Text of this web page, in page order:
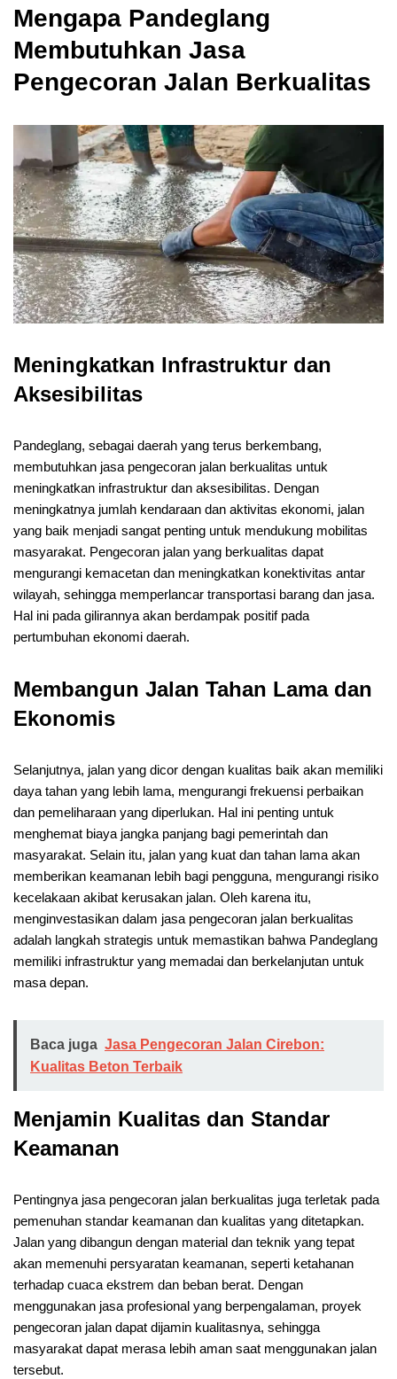
Mengapa Pandeglang
Membutuhkan Jasa
Pengecoran Jalan Berkualitas
Meningkatkan Infrastruktur dan
Aksesibilitas
Pandeglang, sebagai daerah yang terus berkembang,
membutuhkan jasa pengecoran jalan berkualitas untuk
meningkatkan infrastruktur dan aksesibilitas. Dengan
meningkatnya jumlah kendaraan dan aktivitas ekonomi, jalan
yang baik menjadi sangat penting untuk mendukung mobilitas
masyarakat. Pengecoran jalan yang berkualitas dapat
mengurangi kemacetan dan meningkatkan konektivitas antar
wilayah, sehingga memperlancar transportasi barang dan jasa.
Hal ini pada gilirannya akan berdampak positif pada
pertumbuhan ekonomi daerah.
Membangun Jalan Tahan Lama dan
Ekonomis
Selanjutnya, jalan yang dicor dengan kualitas baik akan memiliki
daya tahan yang lebih lama, mengurangi frekuensi perbaikan
dan pemeliharaan yang diperlukan. Hal ini penting untuk
menghemat biaya jangka panjang bagi pemerintah dan
masyarakat. Selain itu, jalan yang kuat dan tahan lama akan
memberikan keamanan lebih bagi pengguna, mengurangi risiko
kecelakaan akibat kerusakan jalan. Oleh karena itu,
menginvestasikan dalam jasa pengecoran jalan berkualitas
adalah langkah strategis untuk memastikan bahwa Pandeglang
memiliki infrastruktur yang memadai dan berkelanjutan untuk
masa depan.
Baca juga Jasa Pengecoran Jalan Cirebon:
Kualitas Beton Terbaik
Menjamin Kualitas dan Standar
Keamanan
Pentingnya jasa pengecoran jalan berkualitas juga terletak pada
pemenuhan standar keamanan dan kualitas yang ditetapkan.
Jalan yang dibangun dengan material dan teknik yang tepat
akan memenuhi persyaratan keamanan, seperti ketahanan
terhadap cuaca ekstrem dan beban berat. Dengan
menggunakan jasa profesional yang berpengalaman, proyek
pengecoran jalan dapat dijamin kualitasnya, sehingga
masyarakat dapat merasa lebih aman saat menggunakan jalan
tersebut.